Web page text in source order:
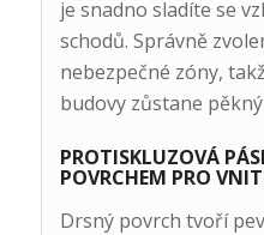
je snadno sladíte se
schodů. Správně
nebezpečné zóny,
budovy zůstane
PROTISKLUZOVÁ
POVRCHEM PRO
Drsný povrch tvoří